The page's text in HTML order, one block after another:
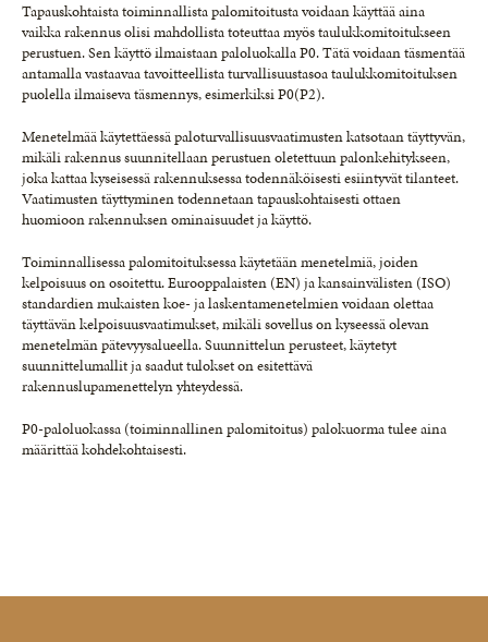
Tapauskohtaista toiminnallista palomitoitusta voidaan käyttää aina
vaikka rakennus olisi mahdollista toteuttaa myös taulukkomitoitukseen
perustuen. Sen käyttö ilmaistaan paloluokalla P0. Tätä voidaan täsmentää
antamalla vastaavaa tavoitteellista turvallisuustasoa taulukkomitoituksen
puolella ilmaiseva täsmennys, esimerkiksi P0(P2).
Menetelmää käytettäessä paloturvallisuusvaatimusten katsotaan täyttyvän,
mikäli rakennus suunnitellaan perustuen oletettuun palonkehitykseen,
joka kattaa kyseisessä rakennuksessa todennäköisesti esiintyvät tilanteet.
Vaatimusten täyttyminen todennetaan tapauskohtaisesti ottaen
huomioon rakennuksen ominaisuudet ja käyttö.
Toiminnallisessa palomitoituksessa käytetään menetelmiä, joiden
kelpoisuus on osoitettu. Eurooppalaisten (EN) ja kansainvälisten (ISO)
standardien mukaisten koe- ja laskentamenetelmien voidaan olettaa
täyttävän kelpoisuusvaatimukset, mikäli sovellus on kyseessä olevan
menetelmän pätevyysalueella. Suunnittelun perusteet, käytetyt
suunnittelumallit ja saadut tulokset on esitettävä
rakennuslupamenettelyn yhteydessä.
P0-paloluokassa (toiminnallinen palomitoitus) palokuorma tulee aina
määrittää kohdekohtaisesti.